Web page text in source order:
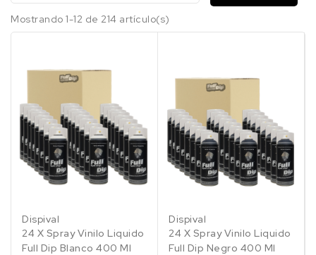
Mostrando 1-12 de 214 artículo(s)
Dispival
24 X Spray Vinilo Liquido
Full Dip Blanco 400 Ml
Dispival
24 X Spray Vinilo Liquido
Full Dip Negro 400 Ml